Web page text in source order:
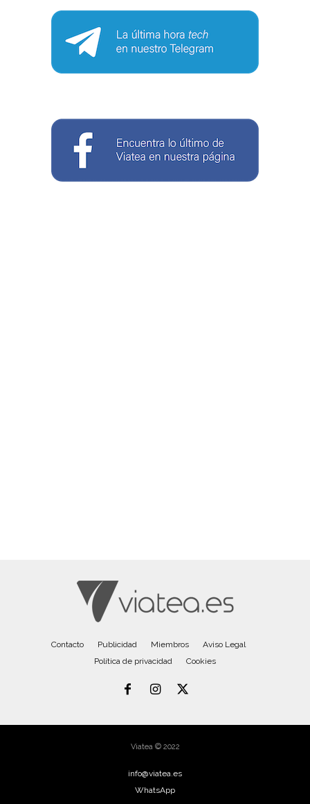
Contacto Publicidad Miembros
Aviso Legal
Política de privacidad
Cookies
Viatea © 2022
info@viatea.es
WhatsApp